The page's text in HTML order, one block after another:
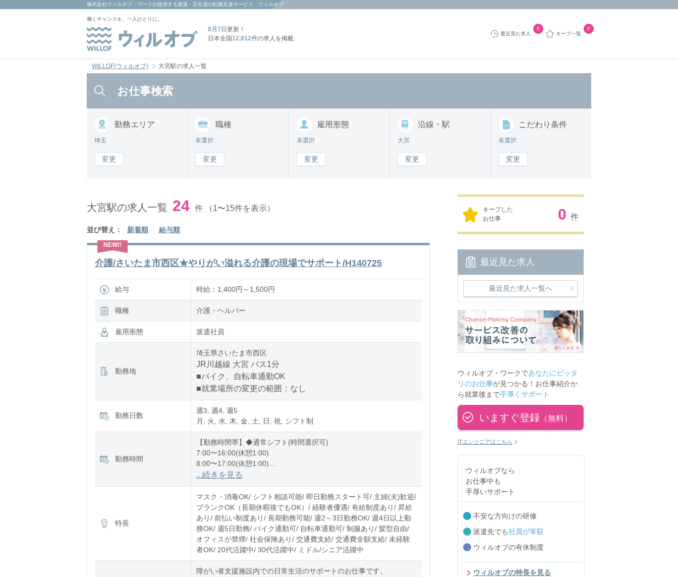
株式会社ウィルオブ・ワーク が提供する派遣・正社員の転職支援サービス ウィルオブ
働くチャンスを、一人ひとりに。
8月7日 更新！
日本全国12,912件の求人を掲載
最近見た求人
0
キープ一覧
0
WILLOF(ウィルオブ) 大宮駅の求人一覧
お仕事検索
勤務エリア
埼玉
変更
職種
未選択
変更
雇用形態
未選択
変更
沿線・駅
大宮
変更
こだわり 条件
未選択
変更
大宮駅の求人一覧 24 件 （1〜15件を表示）
並び替え： 新着順 給与順
介護/さいたま市西区★やりがい溢れる介護の現場でサポート/H140725
給与 時給：1,400円～1,500円
職種 介護・ヘルパー
雇用形態 派遣社員
勤務地
埼玉県さいたま市西区
JR川越線 大宮 バス1分
■バイク、自転車通勤OK
■就業場所の変更の範囲：なし
勤務日数
週3, 週4, 週5
月, 火, 水, 木, 金, 土, 日, 祝, シフト制
勤務時間
【勤務時間帯】◆通常シフト(時間選択可)
7:00〜16:00(休憩1:00)
8:00〜17:00(休憩1:00)
12:00〜21:00(休憩1:00)
※残業：0〜10時間程度/月
...続きを見る
特長
マスク・消毒OK/ シフト相談可能/ 即日勤務スタート可/ 主婦(夫)歓迎/
ブランクOK（長期休暇後でもOK）/ 経験者優遇/ 有給制度あり/ 昇給
あり/ 前払い制度あり/ 長期勤務可能/ 週2～3日勤務OK/ 週4日以上勤
務OK/ 週5日勤務/ バイク通勤可/ 自転車通勤可/ 制服あり/ 髪型自由/
オフィスが禁煙/ 社会保険あり/ 交通費支給/ 交通費全額支給/ 未経験
者OK/ 20代活躍中/ 30代活躍中/ ミドル/シニア活躍中
障がい者支援施設内での日常生活のサポートのお仕事です。
キープした
お仕事
0 件
最近見た求人
最近見た求人一覧へ
ウィルオブ・ワークであなたにピッタ
リのお仕事が見つかる！お仕事紹介か
ら就業後まで手厚くサポート
いますぐ登録 （無料）
ITエンジニアはこちら
ウィルオブなら
お仕事中も
手厚いサポート
不安な方向けの研修
派遣先でも社員が常駐
ウィルオブの有休制度
ウィルオブの特長を見る